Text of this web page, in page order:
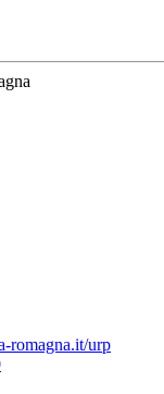
romagna.it/urp